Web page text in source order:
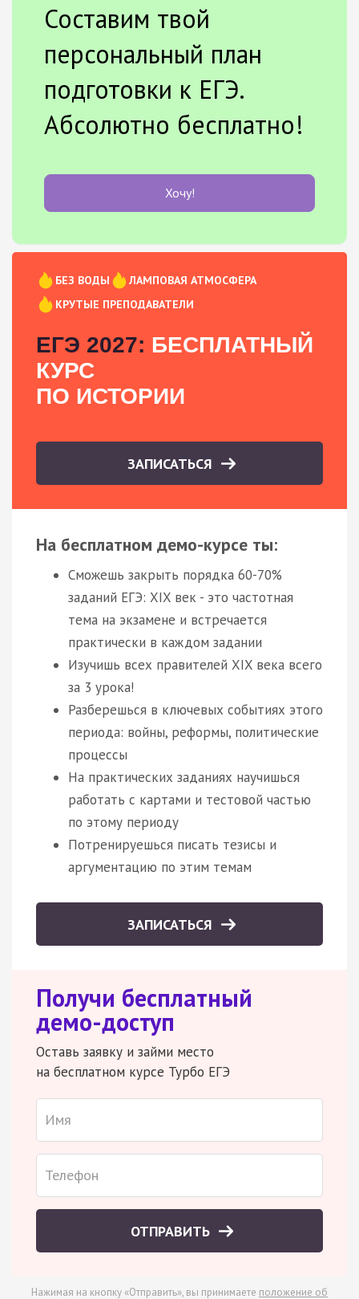
Составим твой
персональный план
подготовки к ЕГЭ.
Абсолютно бесплатно!
Хочу!
БЕЗ ВОДЫ
ЛАМПОВАЯ АТМОСФЕРА
КРУТЫЕ ПРЕПОДАВАТЕЛИ
ЕГЭ 2027: БЕСПЛАТНЫЙ
КУРС
ПО ИСТОРИИ
ЗАПИСАТЬСЯ
На бесплатном демо-курсе ты:
Сможешь закрыть порядка 60-70%
заданий ЕГЭ: XIX век - это частотная
тема на экзамене и встречается
практически в каждом задании
Изучишь всех правителей XIX века всего
за 3 урока!
Разберешься в ключевых событиях этого
периода: войны, реформы, политические
процессы
На практических заданиях научишься
работать с картами и тестовой частью
по этому периоду
Потренируешься писать тезисы и
аргументацию по этим темам
ЗАПИСАТЬСЯ
Получи бесплатный
демо-доступ
Оставь заявку и займи место
на бесплатном курсе Турбо ЕГЭ
ОТПРАВИТЬ
Нажимая на кнопку «Отправить», вы принимаете положение об